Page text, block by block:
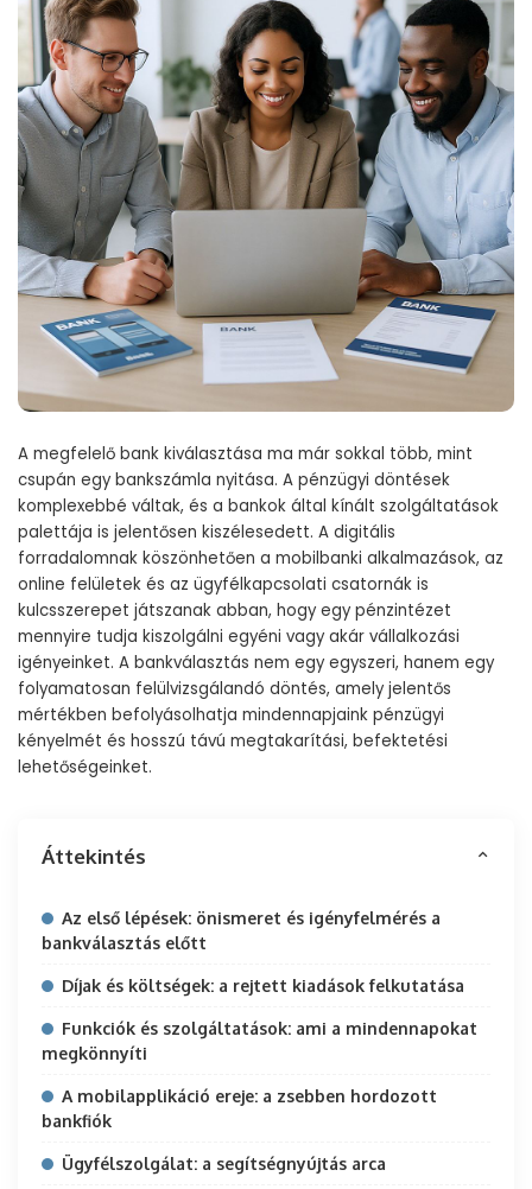
A megfelelő bank kiválasztása ma már sokkal több, mint
csupán egy bankszámla nyitása. A pénzügyi döntések
komplexebbé váltak, és a bankok által kínált szolgáltatások
palettája is jelentősen kiszélesedett. A digitális
forradalomnak köszönhetően a mobilbanki alkalmazások, az
online felületek és az ügyfélkapcsolati csatornák is
kulcsszerepet játszanak abban, hogy egy pénzintézet
mennyire tudja kiszolgálni egyéni vagy akár vállalkozási
igényeinket. A bankválasztás nem egy egyszeri, hanem egy
folyamatosan felülvizsgálandó döntés, amely jelentős
mértékben befolyásolhatja mindennapjaink pénzügyi
kényelmét és hosszú távú megtakarítási, befektetési
lehetőségeinket.
Áttekintés
Az első lépések: önismeret és igényfelmérés a
bankválasztás előtt
Díjak és költségek: a rejtett kiadások felkutatása
Funkciók és szolgáltatások: ami a mindennapokat
megkönnyíti
A mobilapplikáció ereje: a zsebben hordozott
bankfiók
Ügyfélszolgálat: a segítségnyújtás arca